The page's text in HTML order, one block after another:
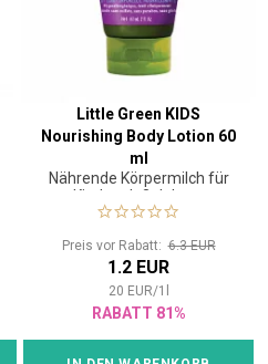
Little Green KIDS
Nourishing Body Lotion 60
ml
Nährende Körpermilch für
Kinder ab 3 Jahren
Preis vor Rabatt:6.3 EUR
1.2 EUR
20 EUR/1
RABATT 81%